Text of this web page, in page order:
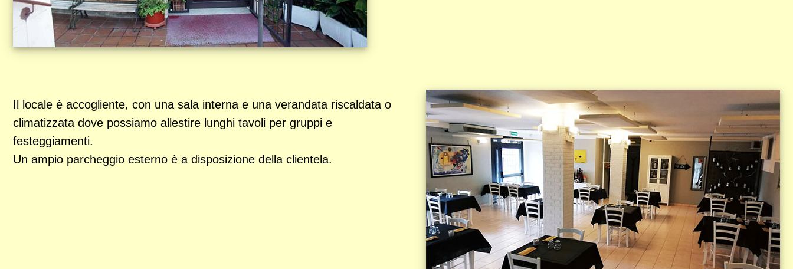
Il locale è accogliente, con una sala interna e una verandata riscaldata o
climatizzata dove possiamo allestire lunghi tavoli per gruppi e
festeggiamenti.
Un ampio parcheggio esterno è a disposizione della clientela.